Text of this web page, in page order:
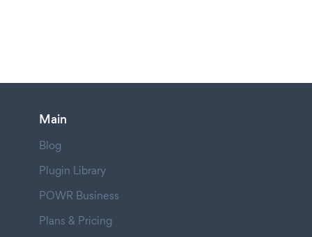
Main
Blog
Plugin Library
POWR Business
Plans & Pricing